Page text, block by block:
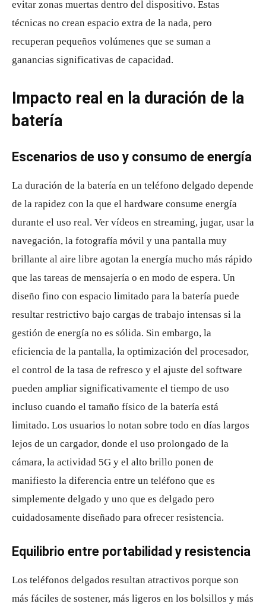
evitar zonas muertas dentro del dispositivo. Estas
técnicas no crean espacio extra de la nada, pero
recuperan pequeños volúmenes que se suman a
ganancias significativas de capacidad.
Impacto real en la duración de la
batería
Escenarios de uso y consumo de energía
La duración de la batería en un teléfono delgado depende
de la rapidez con la que el hardware consume energía
durante el uso real. Ver vídeos en streaming, jugar, usar la
navegación, la fotografía móvil y una pantalla muy
brillante al aire libre agotan la energía mucho más rápido
que las tareas de mensajería o en modo de espera. Un
diseño fino con espacio limitado para la batería puede
resultar restrictivo bajo cargas de trabajo intensas si la
gestión de energía no es sólida. Sin embargo, la
eficiencia de la pantalla, la optimización del procesador,
el control de la tasa de refresco y el ajuste del software
pueden ampliar significativamente el tiempo de uso
incluso cuando el tamaño físico de la batería está
limitado. Los usuarios lo notan sobre todo en días largos
lejos de un cargador, donde el uso prolongado de la
cámara, la actividad 5G y el alto brillo ponen de
manifiesto la diferencia entre un teléfono que es
simplemente delgado y uno que es delgado pero
cuidadosamente diseñado para ofrecer resistencia.
Equilibrio entre portabilidad y resistencia
Los teléfonos delgados resultan atractivos porque son
más fáciles de sostener, más ligeros en los bolsillos y más